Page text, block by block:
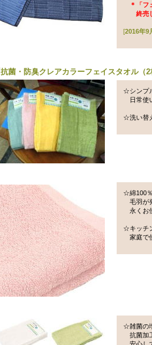
＊「フ
終売し
[2016年9
抗菌・防臭クレアカラーフェイスタオル（2
☆シンプ
日常使
☆洗い替
☆綿100
毛羽が
永くお
☆キッチ
家庭で
☆雑菌の
抗菌加
安心し